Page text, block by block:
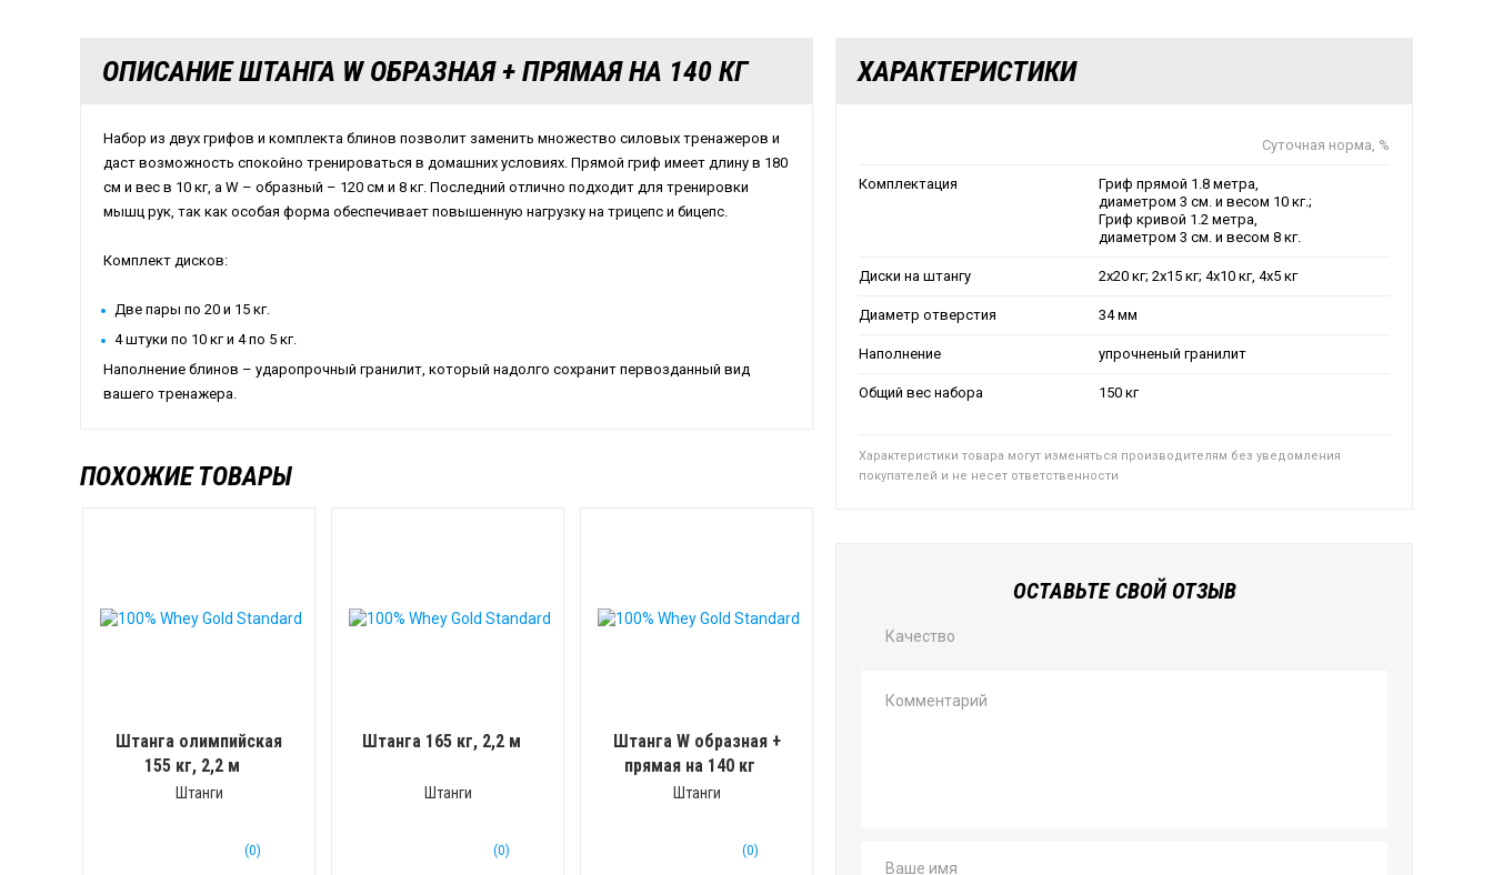
ОПИСАНИЕ ШТАНГА W ОБРАЗНАЯ + ПРЯМАЯ НА 140 КГ
Набор из двух грифов и комплекта блинов позволит заменить множество силовых тренажеров и
даст возможность спокойно тренироваться в домашних условиях. Прямой гриф имеет длину в 180
см и вес в 10 кг, а W – образный – 120 см и 8 кг. Последний отлично подходит для тренировки
мышц рук, так как особая форма обеспечивает повышенную нагрузку на трицепс и бицепс.
Комплект дисков:
Две пары по 20 и 15 кг.
4 штуки по 10 кг и 4 по 5 кг.
Наполнение блинов – ударопрочный гранилит, который надолго сохранит первозданный вид
вашего тренажера.
ПОХОЖИЕ ТОВАРЫ
Штанга олимпийская
155 кг, 2,2 м
Штанги
(0)
Штанга 165 кг, 2,2 м
Штанги
(0)
Штанга W образная +
прямая на 140 кг
Штанги
(0)
ХАРАКТЕРИСТИКИ
Суточная норма, %
Комплектация
Гриф прямой 1.8 метра,
диаметром 3 см. и весом 10 кг.;
Гриф кривой 1.2 метра,
диаметром 3 см. и весом 8 кг.
Диски на штангу 2х20 кг; 2х15 кг; 4х10 кг, 4х5 кг
Диаметр отверстия 34 мм
Наполнение упрочненый гранилит
Общий вес набора 150 кг
Характеристики товара могут изменяться производителям без уведомления
покупателей и не несет ответственности
ОСТАВЬТЕ СВОЙ ОТЗЫВ
Качество